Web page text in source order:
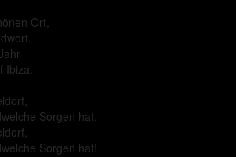
Ort,
Ibiza.
Sorgen hat.
Sorgen hat!